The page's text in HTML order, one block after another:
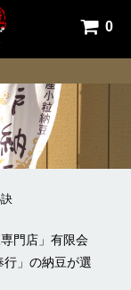
0
門店」 有限会
行」の納豆が選